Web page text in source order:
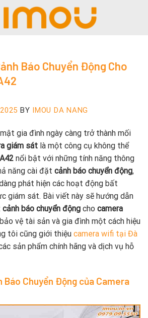
Báo Chuyển Động Cho
BY IMOU DA NANG
gia đình ngày càng trở thành mối
giám sát là một công cụ không thể
nổi bật với những tính năng thông
năng cài đặt cảnh báo chuyển động,
phát hiện các hoạt động bất
giám sát. Bài viết này sẽ hướng dẫn
cảnh báo chuyển động cho camera
vệ tài sản và gia đình một cách hiệu
tôi cũng giới thiệu camera wifi tại Đà
sản phẩm chính hãng và dịch vụ hỗ
Báo Chuyển Động của Camera